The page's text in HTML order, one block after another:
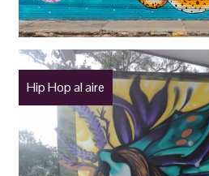
Hip Hop al aire